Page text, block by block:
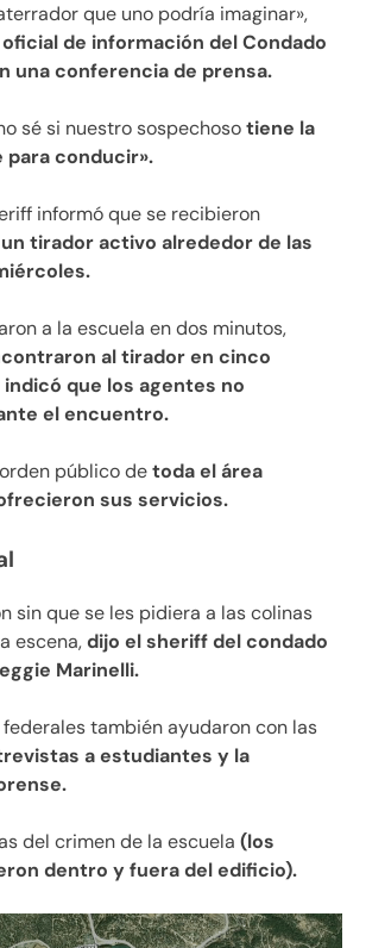
que uno podría imaginar»,
oficial de información del Condado
una conferencia de prensa.
sé si nuestro sospechosotiene la
conducir».
informó que se recibieron
tirador activo alrededor de las
a la escuela en dos minutos,
al tirador en cinco
que los agentes no
el encuentro.
público detoda el área
sus servicios.
sin que se les pidiera a las colinas
escena,dijo el sheriff del condado
Marinelli.
también ayudaron con las
a estudiantes y la
del crimen de la escuela (los
dentro y fuera del edificio).